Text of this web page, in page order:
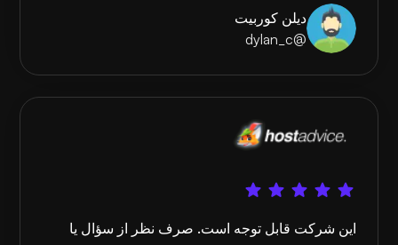
دیلن کوربیت
@dylan_c
این شرکت قابل توجه است. صرف نظر از سؤال یا